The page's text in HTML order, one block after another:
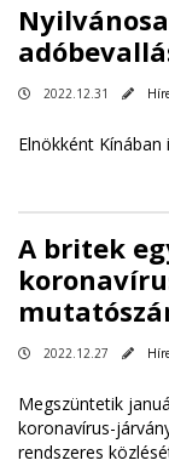
2022.12.31
Elnökként
A britek
2022.12.27
Megszüntetik
koronavírus-
rendszeres